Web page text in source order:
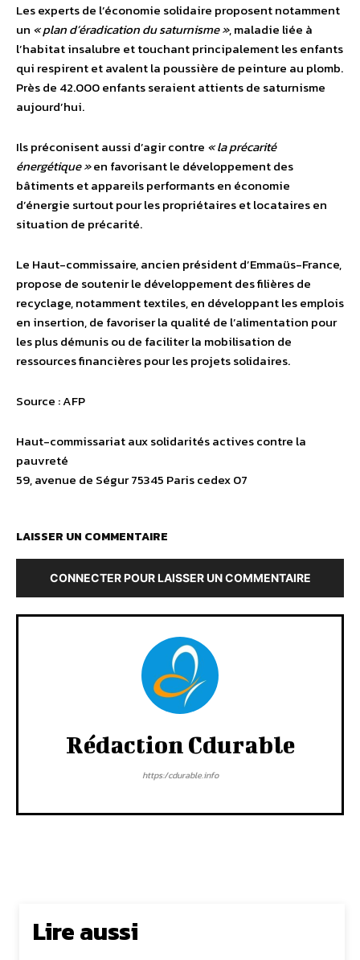
Les experts de l’économie solidaire proposent notamment
un « plan d’éradication du saturnisme », maladie liée à
l’habitat insalubre et touchant principalement les enfants
qui respirent et avalent la poussière de peinture au plomb.
Près de 42.000 enfants seraient attients de saturnisme
aujourd’hui.
Ils préconisent aussi d’agir contre « la précarité
énergétique »en favorisant le développement des
bâtiments et appareils performants en économie
d’énergie surtout pour les propriétaires et locataires en
situation de précarité.
Le Haut-commissaire, ancien président d’Emmaüs-France,
propose de soutenir le développement des filières de
recyclage, notamment textiles, en développant les emplois
en insertion, de favoriser la qualité de l’alimentation pour
les plus démunis ou de faciliter la mobilisation de
ressources financières pour les projets solidaires.
Source : AFP
Haut-commissariat aux solidarités actives contre la
pauvreté
59, avenue de Ségur 75345 Paris cedex 07
LAISSER UN COMMENTAIRE
CONNECTER POUR LAISSER UN COMMENTAIRE
Rédaction Cdurable
https:/cdurable.info
Lire aussi